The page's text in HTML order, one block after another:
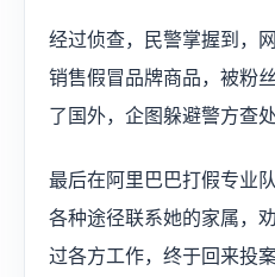
经过侦查，民警掌握到，
销售假冒品牌商品，被粉
了国外，企图躲避警方查处
最后在阿里巴巴打假专业
各种途径联系她的家属，
过各方工作，终于回来投案